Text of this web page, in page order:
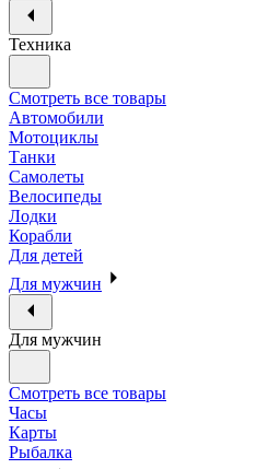
Техника
Смотреть все товары
Автомобили
Мотоциклы
Танки
Самолеты
Велосипеды
Лодки
Корабли
Для детей
Для мужчин
Для мужчин
Смотреть все товары
Часы
Карты
Рыбалка